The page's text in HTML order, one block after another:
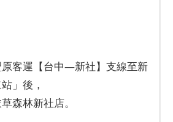
客運【台中—新社】支線至新
」後，
森林新社店。